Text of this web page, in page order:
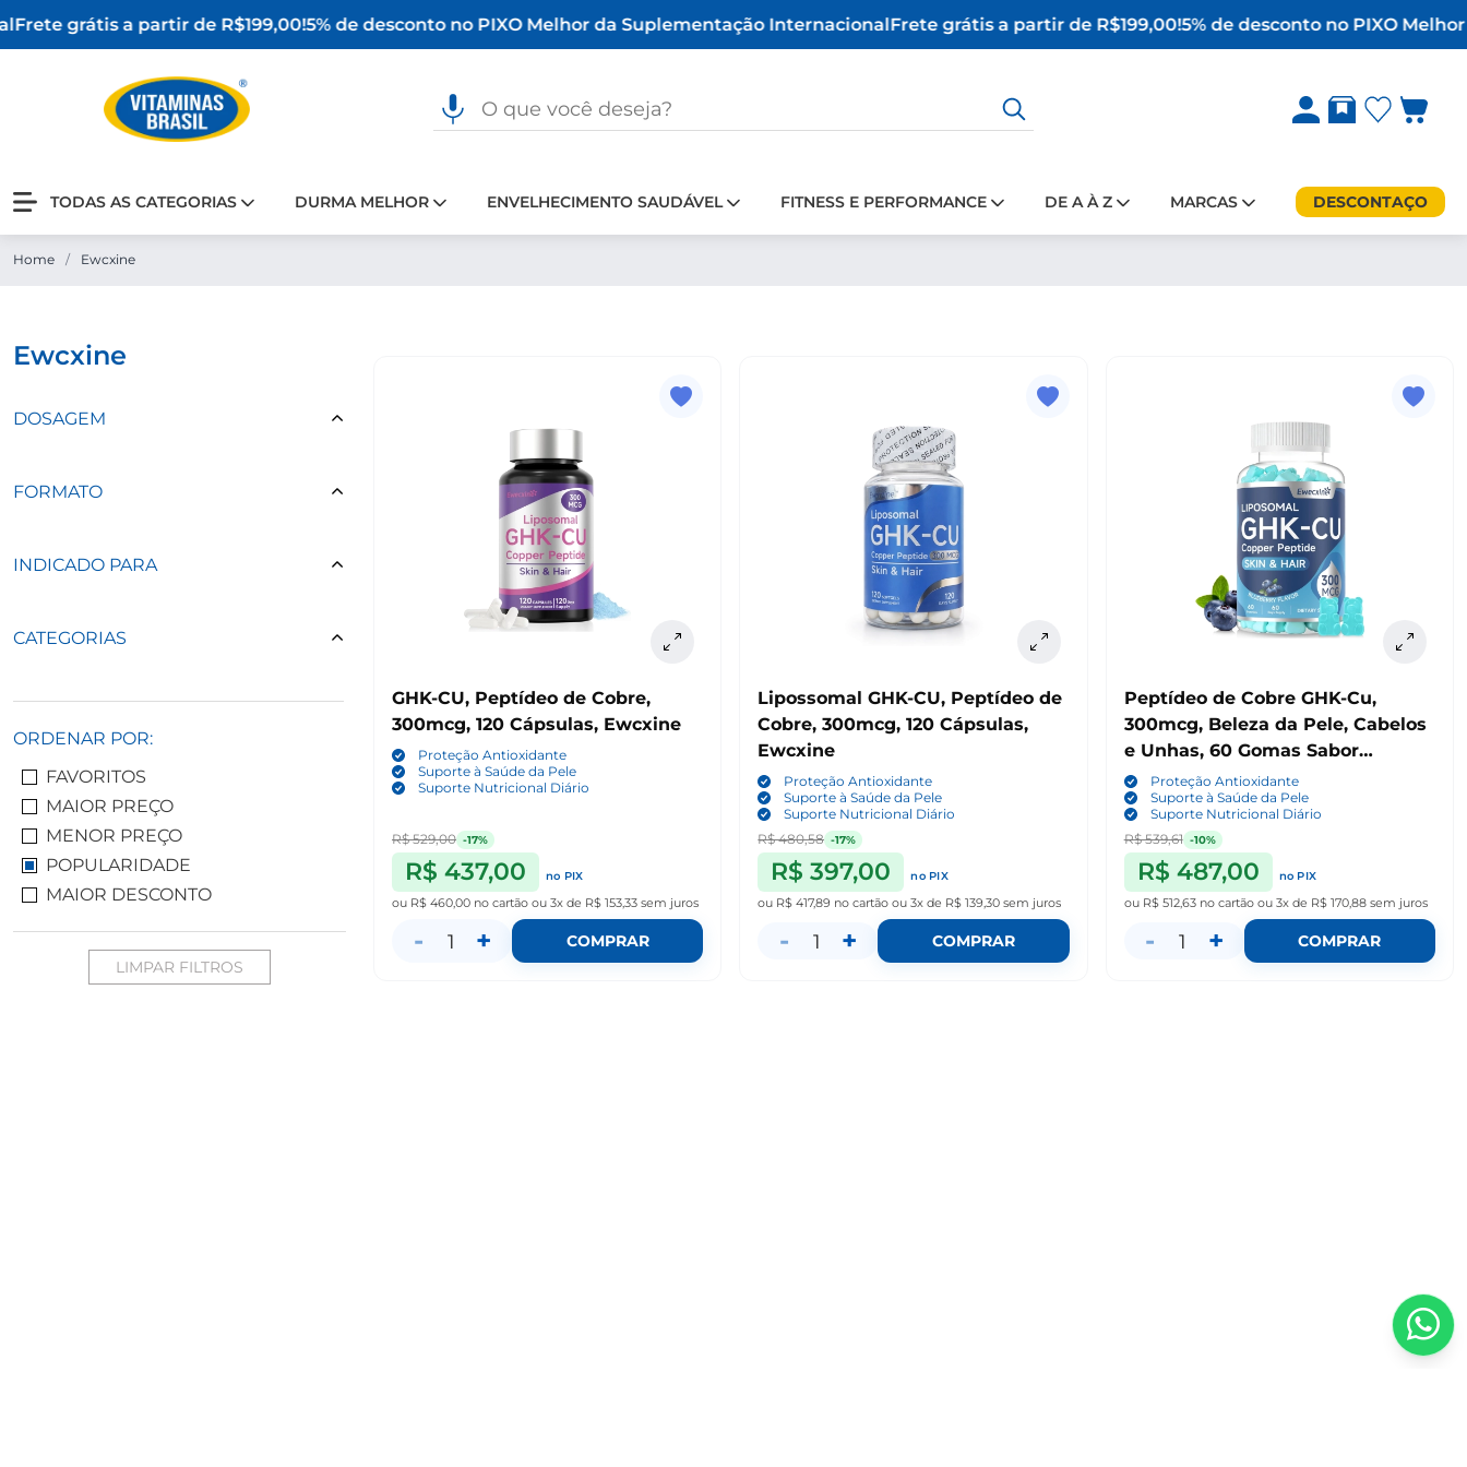
Frete grátis a partir de R$199,00!5% de desconto no PIXO Melhor da Suplementação InternacionalFrete grátis a partir de R$199,00!5% de desconto no PIXO Melhor
TODAS AS CATEGORIAS DURMA MELHOR ENVELHECIMENTO SAUDÁVEL FITNESS E PERFORMANCE DE A À Z MARCAS DESCONTAÇO
Home / Ewcxine
ewcxine
DOSAGEM
FORMATO
INDICADO PARA
CATEGORIAS
ORDENAR POR:
FAVORITOS
MAIOR PREÇO
MENOR PREÇO
POPULARIDADE
MAIOR DESCONTO
LIMPAR FILTROS
GHK-CU, Peptídeo de Cobre,
300mcg, 120 Cápsulas, Ewcxine
Proteção Antioxidante
Suporte à Saúde da Pele
Suporte Nutricional Diário
R$ 529,00 -17%
R$ 437,00
no PIX
ou R$ 460,00 no cartão ou 3x de R$ 153,33 sem juros
- 1 + COMPRAR
Lipossomal GHK-CU, Peptídeo de
Cobre, 300mcg, 120 Cápsulas,
Ewcxine
Proteção Antioxidante
Suporte à Saúde da Pele
Suporte Nutricional Diário
R$ 480,58 -17%
R$ 397,00
no PIX
ou R$ 417,89 no cartãoou3x de R$ 139,30 sem juros
- 1 + COMPRAR
Peptídeo de Cobre GHK-Cu,
300mcg, Beleza da Pele, Cabelos
e Unhas, 60 Gomas Sabor
Blueberry, Ewecxine
Proteção Antioxidante
Suporte à Saúde da Pele
Suporte Nutricional Diário
R$ 539,61 -10%
R$ 487,00
no PIX
ou R$ 512,63 no cartão ou 3x de R$ 170,88sem juros
- 1 + COMPRAR